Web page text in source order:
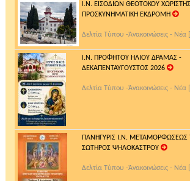
Ι.Ν. ΕΙΣΟΔΙΩΝ ΘΕΟΤΟΚΟΥ
ΠΡΟΣΚΥΝΗΜΑΤΙΚΗ ΕΚΔΡΟΜΗ
Δελτία Τύπου -Ἀνακοινώσεις - Νέα
Ι.Ν. ΠΡΟΦΗΤΟΥ ΗΛΙΟΥ ΔΡΑΜΑΣ -
ΔΕΚΑΠΕΝΤΑΥΓΟΥΣΤΟΣ 2026
Δελτία Τύπου -Ἀνακοινώσεις - Νέα
ΠΑΝΗΓΥΡΙΣ Ι.Ν. ΜΕΤΑΜΟΡΦΩΣΕΩΣ
ΣΩΤΗΡΟΣ ΨΗΛΟΚΑΣΤΡΟΥ
Δελτία Τύπου -Ἀνακοινώσεις - Νέα